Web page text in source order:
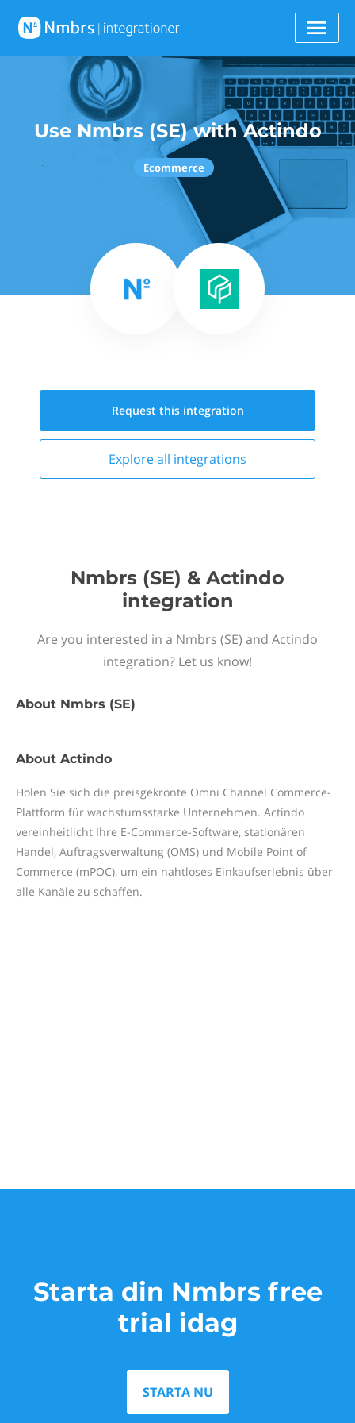
Use Nmbrs (SE) with Actindo
Ecommerce
Request this integration
Explore all integrations
Nmbrs (SE) & Actindo
integration
Are you interested in a Nmbrs (SE) and Actindo
integration? Let us know!
About Nmbrs (SE)
About Actindo
Holen Sie sich die preisgekrönte Omni Channel Commerce-
Plattform für wachstumsstarke Unternehmen. Actindo
vereinheitlicht Ihre E-Commerce-Software, stationären
Handel, Auftragsverwaltung (OMS) und Mobile Point of
Commerce (mPOC), um ein nahtloses Einkaufserlebnis über
alle Kanäle zu schaffen.
Starta din Nmbrs free
trial idag
STARTA NU